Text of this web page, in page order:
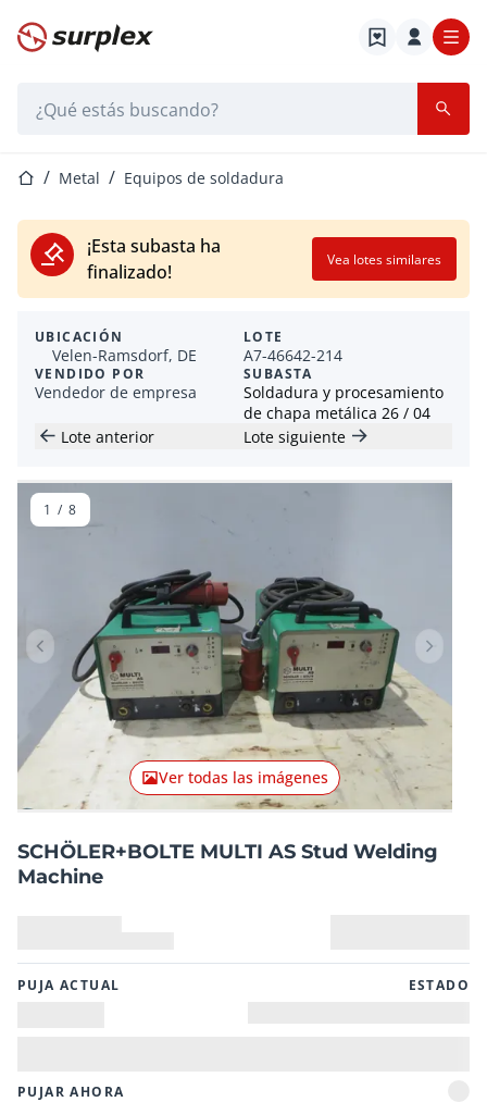
Página de inicio
Página de inicio
Metal Equipos de soldadura
¡Esta subasta ha
finalizado!
Vea lotes similares
UBICACIÓN
Velen-Ramsdorf, DE
VENDIDO POR
Vendedor de empresa
LOTE
A7-46642-214
SUBASTA
Soldadura y procesamiento
de chapa metálica 26 / 04
Lote anterior
Lote siguiente
Artículo anterior
Ver todas las imágenes
1 / 8
SCHÖLER+BOLTE MULTI AS Stud Welding
Machine
PUJA ACTUAL ESTADO
PUJAR AHORA